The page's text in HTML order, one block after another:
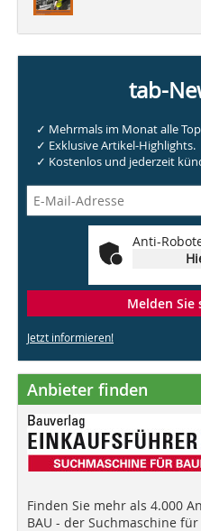
tab-
✓ Mehrmals im Monat alle
✓ Exklusive Artikel-Highlights.
✓ Kostenlos und jederzeit
Anti-
Melden Sie
Jetzt informieren!
Anbieter finden
Finden Sie mehr als 4.000
BAU - der Suchmaschine